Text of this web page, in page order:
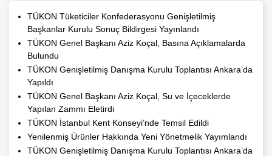
TÜKON Tüketiciler Konfederasyonu Genişletilmiş
Başkanlar Kurulu Sonuç Bildirgesi Yayınlandı
TÜKON Genel Başkanı Aziz Koçal, Basına Açıklamalarda
Bulundu
TÜKON Genişletilmiş Danışma Kurulu Toplantısı Ankara’da
Yapıldı
TÜKON Genel Başkanı Aziz Koçal, Su ve İçeceklerde
Yapılan Zammı Eletirdi
TÜKON İstanbul Kent Konseyi’nde Temsil Edildi
Yenilenmiş Ürünler Hakkında Yeni Yönetmelik Yayımlandı
TÜKON Genişletilmiş Danışma Kurulu Toplantısı Ankara’da